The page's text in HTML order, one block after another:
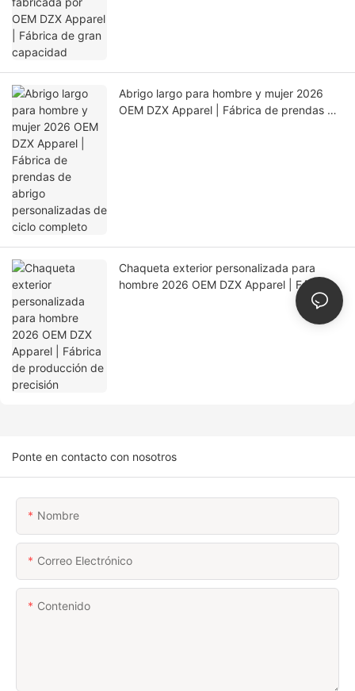
Abrigo largo para hombre y mujer 2026
OEM DZX Apparel | Fábrica de prendas de
Chaqueta exterior personalizada para
hombre 2026 OEM DZX Apparel | Fábrica
Ponte en contacto con nosotros
Nombre
Correo Electrónico
Contenido